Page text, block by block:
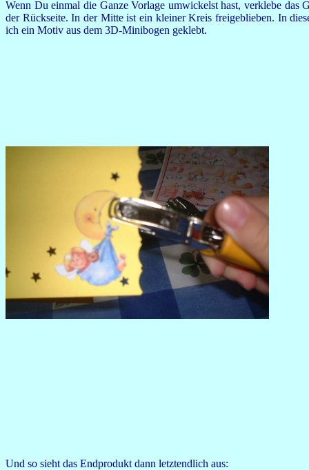
Wenn Du einmal die Ganze Vorlage umwickelst hast, verklebe das
der Rückseite. In der Mitte ist ein kleiner Kreis freigeblieben. In
ich ein Motiv aus dem 3D-Minibogen geklebt.
Und so sieht das Endprodukt dann letztendlich aus: